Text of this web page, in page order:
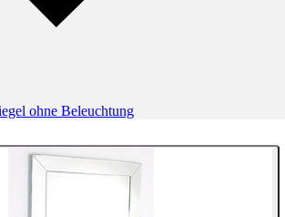
ohne Beleuchtung